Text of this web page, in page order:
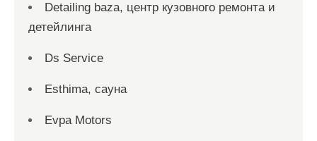
Detailing baza, центр кузовного ремонта и
детейлинга
Ds Service
Esthima, сауна
Evpa Motors